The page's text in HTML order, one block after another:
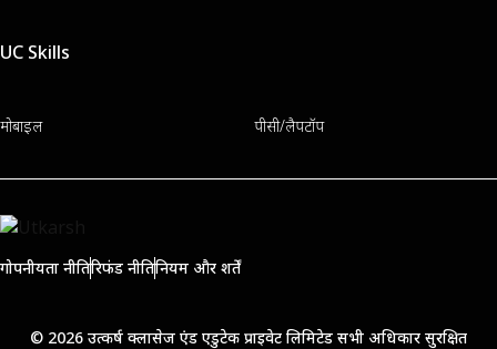
UC Skills
मोबाइल पीसी/लैपटॉप
गोपनीयता नीतिरिफंड नीतिनियम और शर्तें
© 2026 उत्कर्ष क्लासेज एंड एडुटेक प्राइवेट लिमिटेड सभी अधिकार सुरक्षित